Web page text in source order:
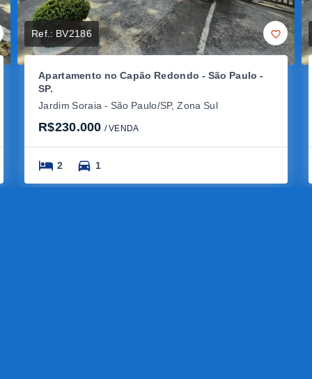
Ref.: BV2186
Apartamento no Capão Redondo - São Paulo -
SP.
Jardim Soraia - São Paulo/SP, Zona Sul
R$230.000 / VENDA
2 1